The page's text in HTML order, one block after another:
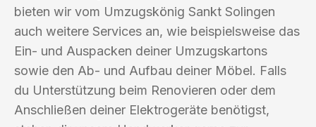
bieten wir vom Umzugskönig Sankt Solingen
auch weitere Services an, wie beispielsweise das
Ein- und Auspacken deiner Umzugskartons
sowie den Ab- und Aufbau deiner Möbel. Falls
du Unterstützung beim Renovieren oder dem
Anschließen deiner Elektrogeräte benötigst,